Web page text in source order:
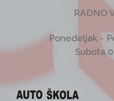
RADNO
Ponedeljak -
Subota